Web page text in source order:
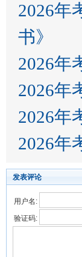
2026年
书》
2026年
2026年
2026年
2026年
发表评论
用户名:
验证码: